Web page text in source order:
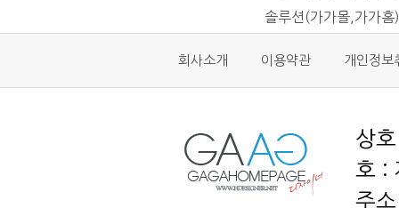
솔루션(가가몰,가가
회사소개 이용약관 개인정보
호 :